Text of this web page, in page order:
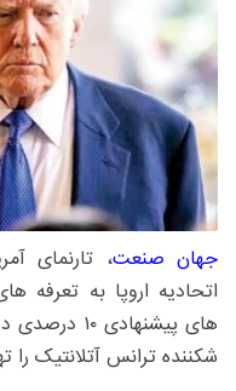
جهان صنعت، تارنمای
اتحادیه اروپا به تعرفه
های
شکننده ترانس آتلانتیک را